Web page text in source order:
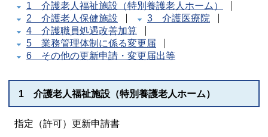
1 介護老人福祉施設（特別養護老人ホーム）
2 介護老人保健施設
3 介護医療院
4 介護職員処遇改善加算
5 業務管理体制に係る変更届
6 その他の更新申請・変更届出等
1 介護老人福祉施設（特別養護老人ホーム）
指定（許可）更新申請書